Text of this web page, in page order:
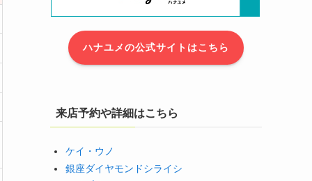
ハナユメの公式サイトはこちら
来店予約や詳細はこちら
ケイ・ウノ
銀座ダイヤモンドシライシ